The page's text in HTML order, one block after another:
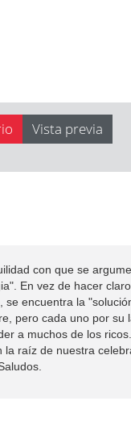
con que se
En vez de hacer
encuentra la
pero cada uno por su
a muchos de los
raíz de nuestra